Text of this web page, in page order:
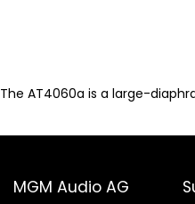
The AT4060a is a large-
MGM Audio AG